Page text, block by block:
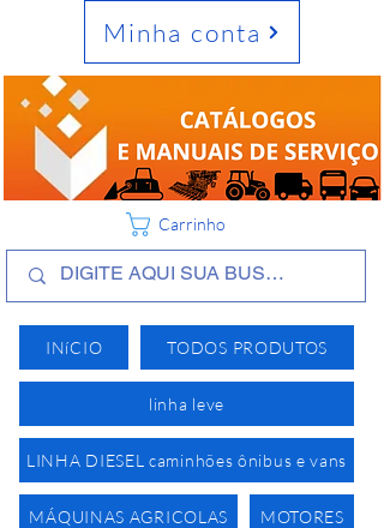
INíCIO TODOS PRODUTOS
linha leve
LINHA DIESEL caminhões ônibus e vans
MÁQUINAS AGRICOLAS MOTORES
Minha conta
Carrinho